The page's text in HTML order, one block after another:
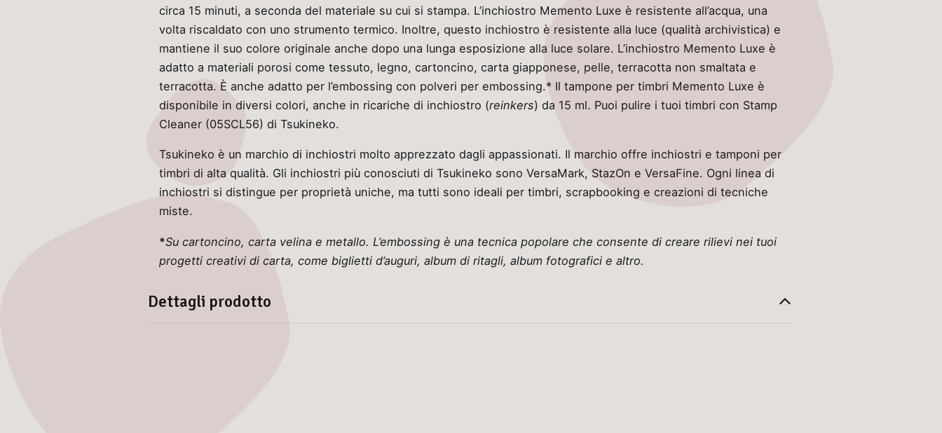
circa 15 minuti, a seconda del materiale su cui si stampa. L’inchiostro Memento Luxe è resistente all’acqua, una
volta riscaldato con uno strumento termico. Inoltre, questo inchiostro è resistente alla luce (qualità archivistica) e
mantiene il suo colore originale anche dopo una lunga esposizione alla luce solare. L’inchiostro Memento Luxe è
adatto a materiali porosi come tessuto, legno, cartoncino, carta giapponese, pelle, terracotta non smaltata e
terracotta. È anche adatto per l’embossing con polveri per embossing.* Il tampone per timbri Memento Luxe è
disponibile in diversi colori, anche in ricariche di inchiostro (reinkers) da 15 ml. Puoi pulire i tuoi timbri con Stamp
Cleaner (05SCL56) di Tsukineko.
Tsukineko è un marchio di inchiostri molto apprezzato dagli appassionati. Il marchio offre inchiostri e tamponi per
timbri di alta qualità. Gli inchiostri più conosciuti di Tsukineko sono VersaMark, StazOn e VersaFine. Ogni linea di
inchiostri si distingue per proprietà uniche, ma tutti sono ideali per timbri, scrapbooking e creazioni di tecniche
miste.
*Su cartoncino, carta velina e metallo. L’embossing è una tecnica popolare che consente di creare rilievi nei tuoi
progetti creativi di carta, come biglietti d’auguri, album di ritagli, album fotografici e altro.
Dettagli prodotto